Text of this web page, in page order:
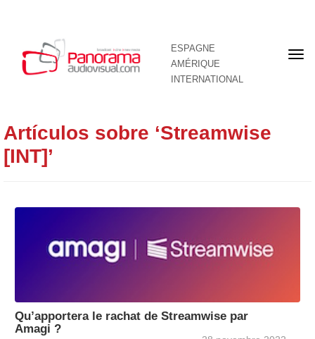
ESPAGNE
AMÉRIQUE
INTERNATIONAL
Artículos sobre ‘Streamwise
[INT]’
Qu’apportera le rachat de Streamwise par
Amagi ?